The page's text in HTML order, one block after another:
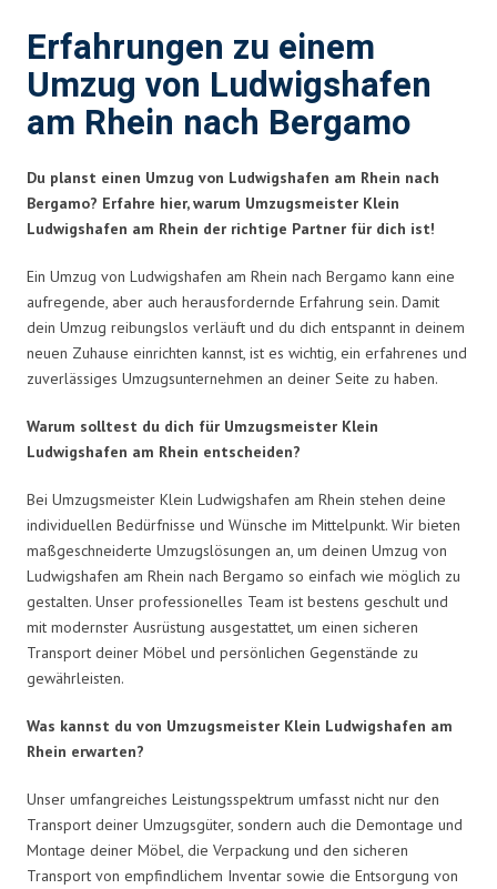
Erfahrungen zu einem
Umzug von Ludwigshafen
am Rhein nach Bergamo
Du planst einen Umzug von Ludwigshafen am Rhein nach
Bergamo? Erfahre hier, warum Umzugsmeister Klein
Ludwigshafen am Rhein der richtige Partner für dich ist!
Ein Umzug von Ludwigshafen am Rhein nach Bergamo kann eine
aufregende, aber auch herausfordernde Erfahrung sein. Damit
dein Umzug reibungslos verläuft und du dich entspannt in deinem
neuen Zuhause einrichten kannst, ist es wichtig, ein erfahrenes und
zuverlässiges Umzugsunternehmen an deiner Seite zu haben.
Warum solltest du dich für Umzugsmeister Klein
Ludwigshafen am Rhein entscheiden?
Bei Umzugsmeister Klein Ludwigshafen am Rhein stehen deine
individuellen Bedürfnisse und Wünsche im Mittelpunkt. Wir bieten
maßgeschneiderte Umzugslösungen an, um deinen Umzug von
Ludwigshafen am Rhein nach Bergamo so einfach wie möglich zu
gestalten. Unser professionelles Team ist bestens geschult und
mit modernster Ausrüstung ausgestattet, um einen sicheren
Transport deiner Möbel und persönlichen Gegenstände zu
gewährleisten.
Was kannst du von Umzugsmeister Klein Ludwigshafen am
Rhein erwarten?
Unser umfangreiches Leistungsspektrum umfasst nicht nur den
Transport deiner Umzugsgüter, sondern auch die Demontage und
Montage deiner Möbel, die Verpackung und den sicheren
Transport von empfindlichem Inventar sowie die Entsorgung von